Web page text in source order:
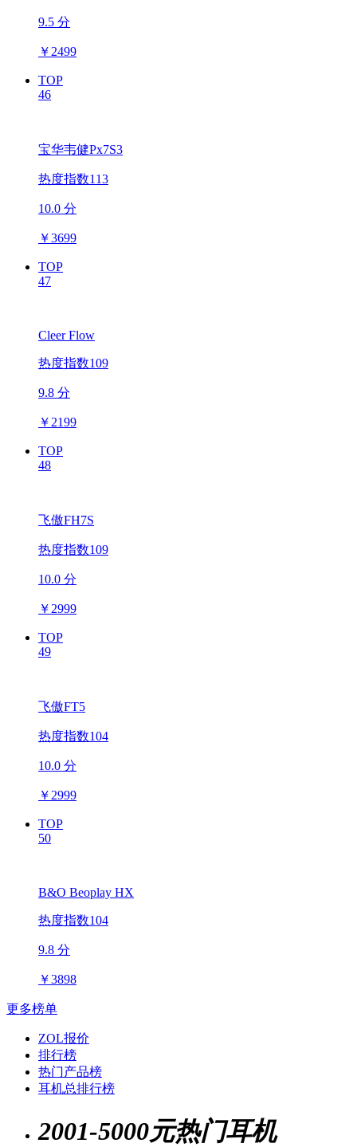
9.5 分
￥ 2499
TOP
46
宝华韦健Px7S3
热度指数113
10.0 分
￥3699
TOP
47
Cleer Flow
热度指数109
9.8 分
￥ 2199
TOP
48
飞傲FH7S
热度指数109
10.0 分
￥ 2999
TOP
49
飞傲FT5
热度指数104
10.0 分
￥ 2999
TOP
50
B&O Beoplay HX
热度指数104
9.8 分
￥3898
更多榜单
ZOL报价
排行榜
热门产品榜
耳机总排行榜
2001-5000元热门耳机